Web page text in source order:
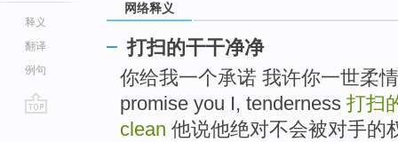
释义
翻译
例句
网络释义
打扫的干干净净
你给我一个承诺 我许你一世柔
promise you I, tenderness 打扫
clean 他说他绝对不会被对手的